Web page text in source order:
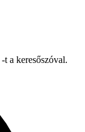
t a keresőszóval.